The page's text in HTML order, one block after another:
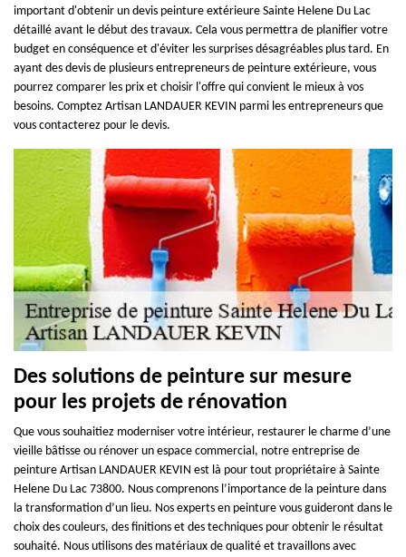
important d'obtenir un devis peinture extérieure Sainte Helene Du Lac
détaillé avant le début des travaux. Cela vous permettra de planifier votre
budget en conséquence et d'éviter les surprises désagréables plus tard. En
ayant des devis de plusieurs entrepreneurs de peinture extérieure, vous
pourrez comparer les prix et choisir l'offre qui convient le mieux à vos
besoins. Comptez Artisan LANDAUER KEVIN parmi les entrepreneurs que
vous contacterez pour le devis.
Des solutions de peinture sur mesure
pour les projets de rénovation
Que vous souhaitiez moderniser votre intérieur, restaurer le charme d’une
vieille bâtisse ou rénover un espace commercial, notre entreprise de
peinture Artisan LANDAUER KEVIN est là pour tout propriétaire à Sainte
Helene Du Lac 73800. Nous comprenons l’importance de la peinture dans
la transformation d’un lieu. Nos experts en peinture vous guideront dans le
choix des couleurs, des finitions et des techniques pour obtenir le résultat
souhaité. Nous utilisons des matériaux de qualité et travaillons avec